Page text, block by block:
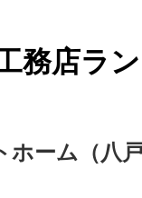
務店ラ
ホーム（八